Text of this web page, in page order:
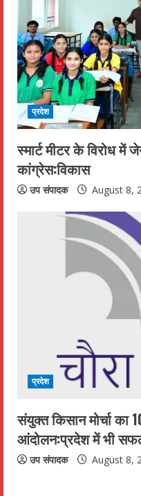
प्रदेश
स्मार्ट मीटर के विरोध
कांग्रेस:विकास
उप संपादक August 8,
प्रदेश
संयुक्त किसान मोर्चा का
आंदोलन:प्रदेश में भी
उप संपादक August 8,